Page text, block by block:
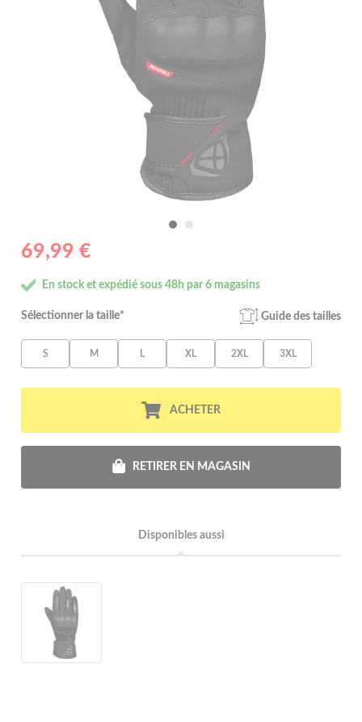
69,99 €
En stock et expédié sous 48h par 6 magasins
Sélectionner la taille* Guide des tailles
S M L XL 2XL 3XL
ACHETER
RETIRER EN MAGASIN
Disponibles aussi